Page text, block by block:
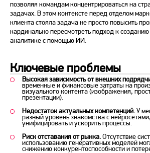
позволяя командам концентрироваться на
задачах. В этом контексте перед отделом
клиента стояла задача не просто повысить
кардинально пересмотреть подход к
аналитике с помощью ИИ.
Ключевые проблемы
Высокая зависимость от внешних
временные и финансовые затраты на
визуального контента (изображения,
презентации).
Недостаток актуальных компетенций.У
разный уровень знакомства с
унифицировать и ускорить процессы.
Риск отставания от рынка.Отсутствие
использованию генеративных моделей
снижению конкурентоспособности и